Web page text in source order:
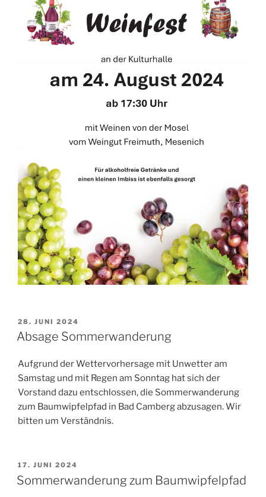
VERÖFFENTLICHT
AM
28. JUNI 2024
Absage Sommerwanderung
Aufgrund der Wettervorhersage mit Unwetter am
Samstag und mit Regen am Sonntag hat sich der
Vorstand dazu entschlossen, die Sommerwanderung
zum Baumwipfelpfad in Bad Camberg abzusagen. Wir
bitten um Verständnis.
VERÖFFENTLICHT
AM
17. JUNI 2024
Sommerwanderung zum Baumwipfelpfad